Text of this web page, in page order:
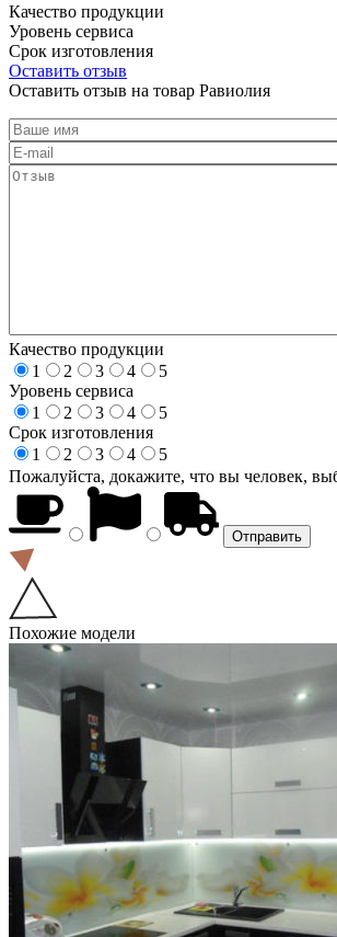
Качество продукции
Уровень сервиса
Срок изготовления
Оставить отзыв
Оставить отзыв на товар Равиолия
Качество продукции
1
2 3 4
5
Уровень сервиса
1
2 3 4
5
Срок изготовления
1
2 3 4
5
Пожалуйста, докажите, что вы человек,
Похожие модели